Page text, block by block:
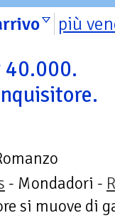
più
40.000.
- Mondadori -
si muove di